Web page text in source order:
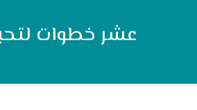
عشر خطوات